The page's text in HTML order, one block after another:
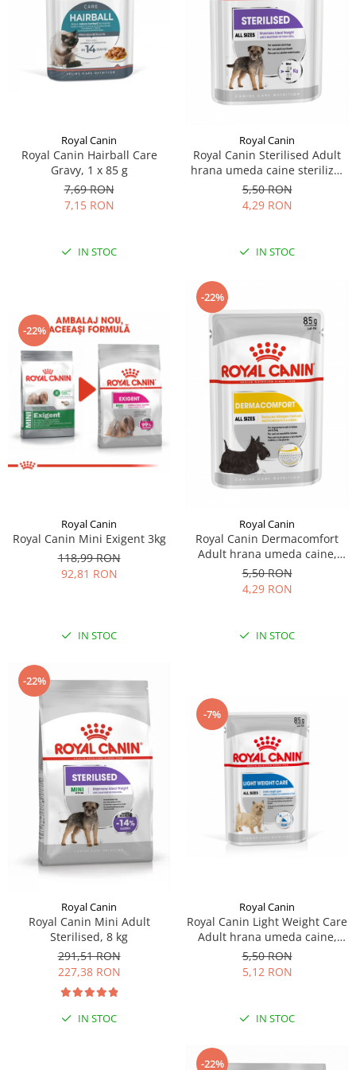
Sampoane si Balsamuri
Servetele Umede
Covorase absorbante
Curatare Ochi
Igiena Catel
Solutii Atractante si repelente
Custi transport - Pisici
Jucarii Pisici
Lese, Hamuri si Zgarzi
Paturi, perne si cosuri pentru pisici
Royal Canin
Royal Canin Hairball Care
Gravy, 1 x 85 g
7,69 RON
7,15 RON
IN STOC
Royal Canin
Royal Canin Sterilised Adult
hrana umeda caine sterilizat
(loaf), 85 g
5,50 RON
4,29 RON
IN STOC
-22%
Royal Canin
Royal Canin Mini Exigent 3kg
118,99 RON
92,81 RON
IN STOC
-22%
Royal Canin
Royal Canin Dermacomfort
Adult hrana umeda caine,
prevenirea iritatiilor pielii
(loaf), 85 g
5,50 RON
4,29 RON
IN STOC
-22%
Royal Canin
Royal Canin Mini Adult
Sterilised, 8 kg
291,51 RON
227,38 RON
IN STOC
-7%
Royal Canin
Royal Canin Light Weight Care
Adult hrana umeda caine,
limitarea cresterii in greutate
(loaf), 85 g
5,50 RON
5,12 RON
IN STOC
-22%